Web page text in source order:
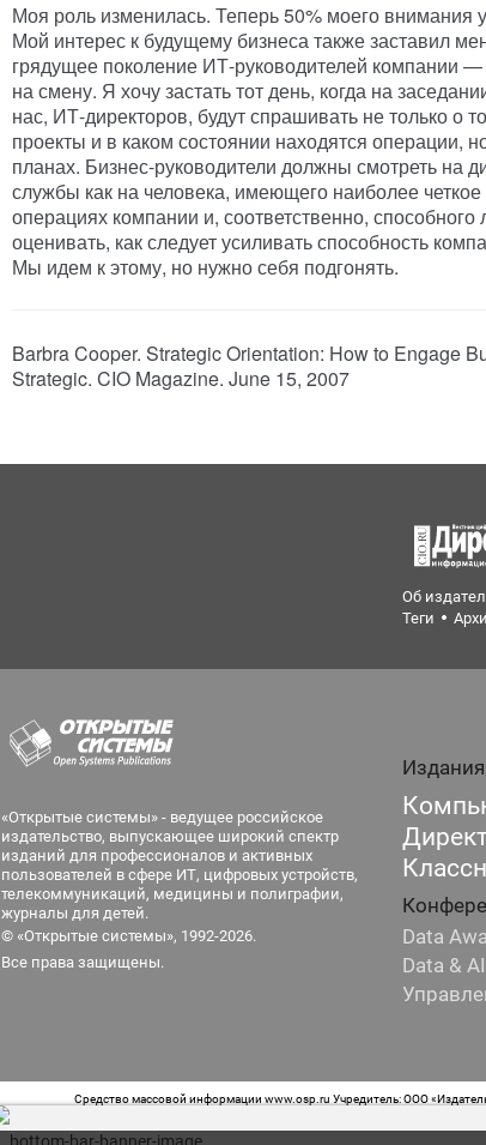
Моя роль изменилась. Теперь 50% моего внимания
Мой интерес к будущему бизнеса также заставил
грядущее поколение ИТ-руководителей компании
на смену. Я хочу застать тот день, когда на
нас, ИТ-директоров, будут спрашивать не только о
проекты и в каком состоянии находятся операции,
планах. Бизнес-руководители должны смотреть на
службы как на человека, имеющего наиболее
операциях компании и, соответственно, способного
оценивать, как следует усиливать способность
Мы идем к этому, но нужно себя подгонять.
Barbra Cooper. Strategic Orientation: How to Engage
Strategic. CIO Magazine. June 15, 2007
Об
Теги
«Открытые системы» - ведущее российское
издательство, выпускающее широкий спектр
изданий для профессионалов и активных
пользователей в сфере ИТ, цифровых устройств,
телекоммуникаций, медицины и полиграфии,
журналы для детей.
© «Открытые системы», 1992-2026.
Все права защищены.
Издания
Data
Data & AI
Средство массовой информации www.osp.ru Учредитель: ООО